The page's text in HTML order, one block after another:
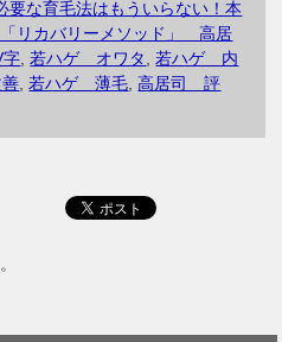
要な育毛法はもういらない！本
リカバリーメソッド」 高居
,若ハゲ オワタ,若ハゲ 内
,若ハゲ 薄毛,高居司 評